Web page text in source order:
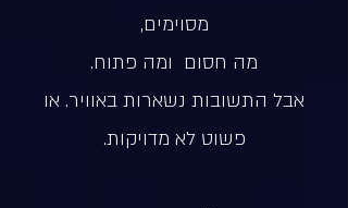
מסוימים,
מה חסום ומה פתוח.
אבל התשובות נשארות באוויר. או
פשוט לא מדויקות.